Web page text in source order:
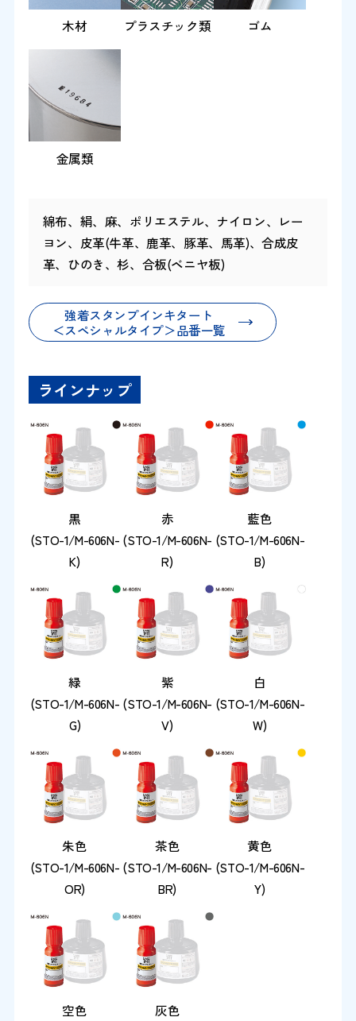
木材 プラスチック類 ゴム
金属類
綿布、絹、麻、ポリエステル、ナイロン、レー
ヨン、皮革(牛革、鹿革、豚革、馬革)、合成皮
革、ひのき、杉、合板(ベニヤ板)
強着スタンプインキタート
＜スペシャルタイプ＞品番一覧
ラインナップ
黒
(STO-1/M-606N-
K)
赤
(STO-1/M-606N-
R)
藍色
(STO-1/M-606N-
B)
緑
(STO-1/M-606N-
G)
紫
(STO-1/M-606N-
V)
白
(STO-1/M-606N-
W)
朱色
(STO-1/M-606N-
OR)
茶色
(STO-1/M-606N-
BR)
黄色
(STO-1/M-606N-
Y)
空色
灰色